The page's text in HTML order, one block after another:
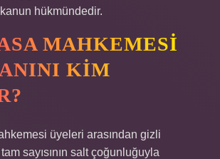
hükmündedir.
MAHKEMESI
KIM
üyeleri arasından gizli
sayısının salt çoğunluğuyla